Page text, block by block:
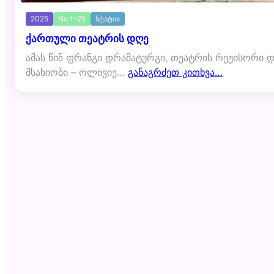
2025 No 1-25 სტატია
ქართული თეატრის დღე
ამას წინ ფრანგი დრამატურგი, თეატრის რეჟისორი
მსახიობი – ოლივიე… განაგრძეთ კითხვა…